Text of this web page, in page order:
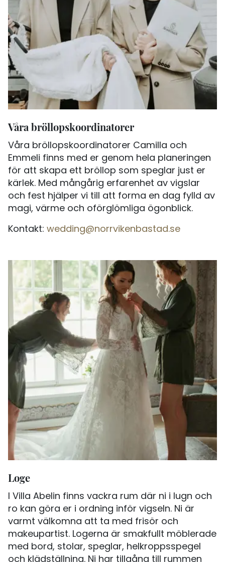
Våra bröllopskoordinatorer
Våra bröllopskoordinatorer Camilla och
Emmeli finns med er genom hela planeringen
för att skapa ett bröllop som speglar just er
kärlek. Med mångårig erfarenhet av vigslar
och fest hjälper vi till att forma en dag fylld av
magi, värme och oförglömliga ögonblick.
Kontakt: wedding@norrvikenbastad.se
Loge
I Villa Abelin finns vackra rum där ni i lugn och
ro kan göra er i ordning inför vigseln. Ni är
varmt välkomna att ta med frisör och
makeupartist. Logerna är smakfullt möblerade
med bord, stolar, speglar, helkroppsspegel